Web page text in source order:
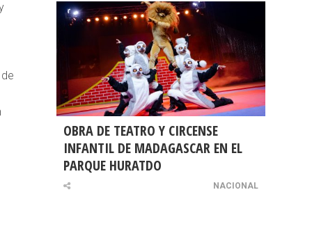
OBRA DE TEATRO Y CIRCENSE
INFANTIL DE MADAGASCAR EN EL
PARQUE HURATDO
NACIONAL